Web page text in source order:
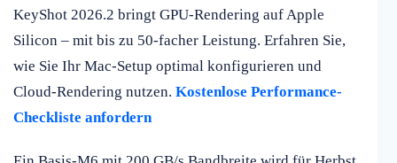
KeyShot 2026.2 bringt GPU-Rendering auf Apple
Silicon – mit bis zu 50-facher Leistung. Erfahren Sie,
wie Sie Ihr Mac-Setup optimal konfigurieren und
Cloud-Rendering nutzen. Kostenlose Performance-
Checkliste anfordern